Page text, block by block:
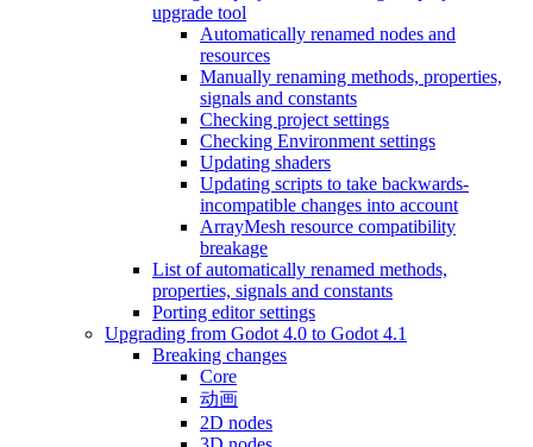
upgrade tool
Automatically renamed nodes and
resources
Manually renaming methods, properties,
signals and constants
Checking project settings
Checking Environment settings
Updating shaders
Updating scripts to take backwards-
incompatible changes into account
ArrayMesh resource compatibility
breakage
List of automatically renamed methods,
properties, signals and constants
Porting editor settings
Upgrading from Godot 4.0 to Godot 4.1
Breaking changes
Core
动画
2D nodes